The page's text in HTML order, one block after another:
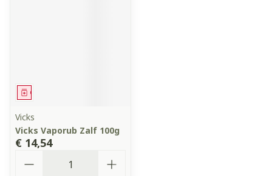
Geneesmiddel
Vicks
Vicks Vaporub Zalf 100g
€ 14,54